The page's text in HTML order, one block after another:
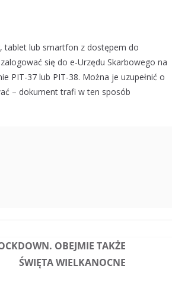
tablet lub smartfon z dostępem do
się do e-Urzędu Skarbowego na
PIT-37 lub PIT-38. Można je uzupełnić o
– dokument trafi w ten sposób
OBEJMIE TAKŻE
ŚWIĘTA WIELKANOCNE